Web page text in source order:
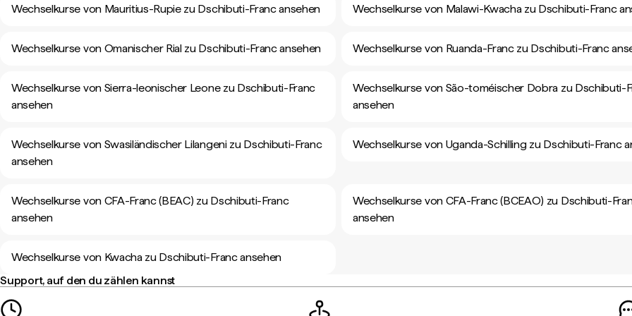
Wechselkurse von Mauritius-Rupie zu Dschibuti-Franc ansehen Wechselkurse von Malawi-Kwacha zu Dschibuti-Franc
Wechselkurse von Omanischer Rial zu Dschibuti-Franc ansehen Wechselkurse von Ruanda-Franc zu Dschibuti-Franc
Wechselkurse von Sierra-leonischer Leone zu Dschibuti-Franc
ansehen
Wechselkurse von São-toméischer Dobra zu Dschibuti-
ansehen
Wechselkurse von Swasiländischer Lilangeni zu Dschibuti-Franc
ansehen
Wechselkurse von Uganda-Schilling zu Dschibuti-Franc
Wechselkurse von CFA-Franc (BEAC) zu Dschibuti-Franc
ansehen
Wechselkurse von CFA-Franc (BCEAO) zu Dschibuti-
ansehen
Wechselkurse von Kwacha zu Dschibuti-Franc ansehen
Support, auf den du zählen kannst